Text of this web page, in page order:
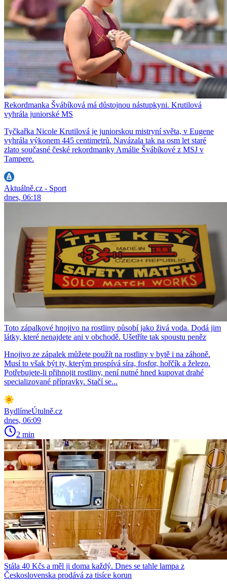
Rekordmanka Švábíková má důstojnou nástupkyni. Krutilová
vyhrála juniorské MS
Tyčkařka Nicole Krutilová je juniorskou mistryní světa, v Eugene
vyhrála výkonem 445 centimetrů. Navázala tak na osm let staré
zlato současné české rekordmanky Amálie Švábíkové z MSJ v
Tampere.
Aktuálně.cz - Sport
dnes, 06:18
Toto zápalkové hnojivo na rostliny působí jako živá voda. Dodá jim
látky, které nenajdete ani v obchodě. Ušetříte tak spoustu peněz
Hnojivo ze zápalek můžete použít na rostliny v bytě i na záhoně.
Musí to však být ty, kterým prospívá síra, fosfor, hořčík a železo.
Potřebujete-li přihnojit rostliny, není nutné hned kupovat drahé
specializované přípravky. Stačí se...
BydlímeÚtulně.cz
dnes, 06:09
2 min
Stála 40 Kčs a měl ji doma každý. Dnes se tahle lampa z
Československa prodává za tisíce korun